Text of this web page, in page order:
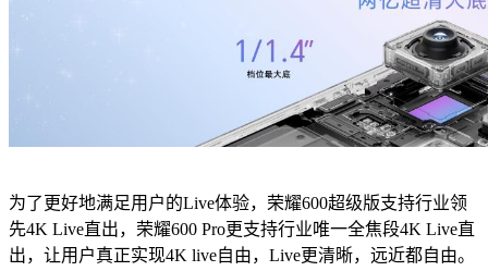
为了更好地满足用户的Live体验，荣耀600超级版支持行业领
先4K Live直出，荣耀600 Pro更支持行业唯一全焦段4K Live直
出，让用户真正实现4K live自由，Live更清晰，远近都自由。